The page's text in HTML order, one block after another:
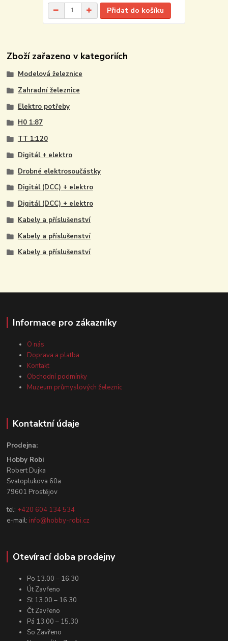
Přidat do košíku
Zboží zařazeno v kategoriích
Modelová železnice
Zahradní železnice
Elektro potřeby
H0 1:87
TT 1:120
Digitál + elektro
Drobné elektrosoučástky
Digitál (DCC) + elektro
Digitál (DCC) + elektro
Kabely a příslušenství
Kabely a příslušenství
Kabely a příslušenství
Informace pro zákazníky
O nás
Doprava a platba
Kontakt
Obchodní podmínky
Muzeum průmyslových železnic
Kontaktní údaje
Prodejna:
Hobby Robi
Robert Dujka
Svatoplukova 60a
79601 Prostějov
tel: +420 604 134 534
e-mail: info@hobby-robi.cz
Otevírací doba prodejny
Po 13.00 – 16.30
Út Zavřeno
St 13.00 – 16.30
Čt Zavřeno
Pá 13.00 – 15.30
So Zavřeno